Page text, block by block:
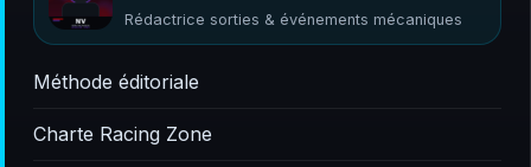
Rédactrice sorties & événements mécaniques
Méthode éditoriale
Charte Racing Zone